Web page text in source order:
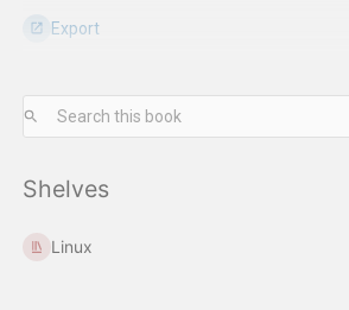
Export
Shelves
Linux